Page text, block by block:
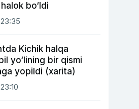
bo‘ldi
Kichik halqa
yo‘lining bir qismi
yopildi (xarita)